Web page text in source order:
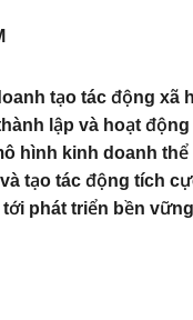
tạo tác động xã
lập và hoạt
hình kinh doanh
tạo tác động tích
phát triển bền